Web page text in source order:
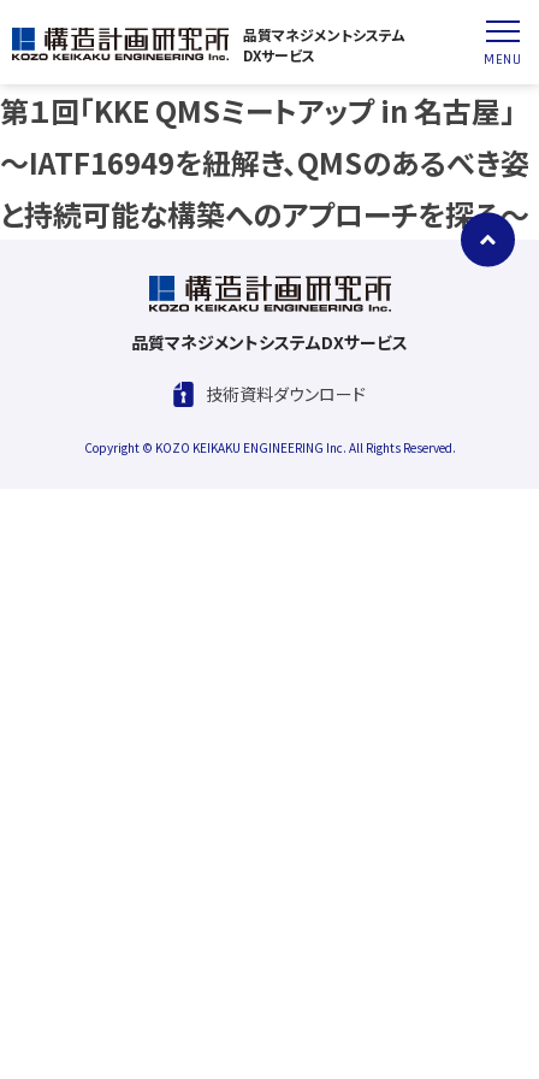
品質マネジメントシステム
DXサービス
MENU
第１回「KKE QMSミートアップ in 名古屋」
～IATF16949を紐解き、QMSのあるべき姿
と持続可能な構築へのアプローチを探る～
品質マネジメントシステムDXサービス
技術資料ダウンロード
Copyright © KOZO KEIKAKU ENGINEERING Inc. All Rights Reserved.